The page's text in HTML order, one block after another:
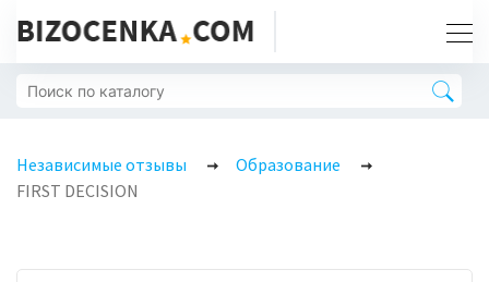
Независимые отзывы
Образование
FIRST DECISION